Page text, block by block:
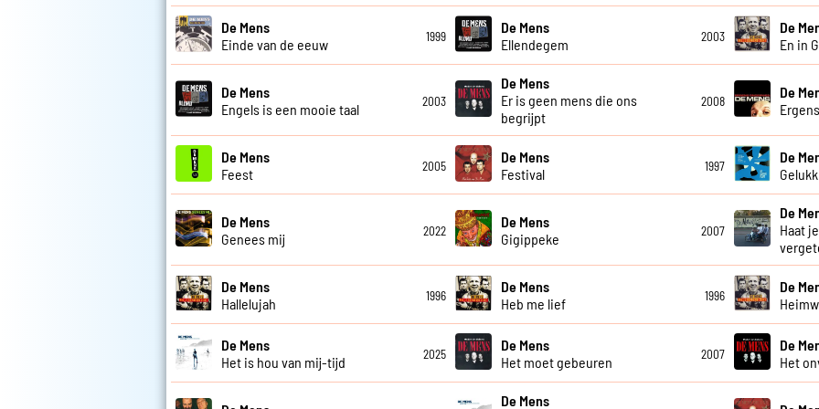
De Mens
Einde van de eeuw
1999
De Mens
Ellendegem
2003
De
En in
De Mens
Engels is een mooie taal
2003
De Mens
Er is geen mens die ons
begrijpt
2008
De
De Mens
Feest
2005
De Mens
Festival
1997
De
De Mens
Genees mij
2022
De Mens
Gigippeke
2007
De
Haat
De Mens
Hallelujah
1996
De Mens
Heb me lief
1996
De
De Mens
Het is hou van mij-tijd
2025
De Mens
Het moet gebeuren
2007
De
Het
De Mens